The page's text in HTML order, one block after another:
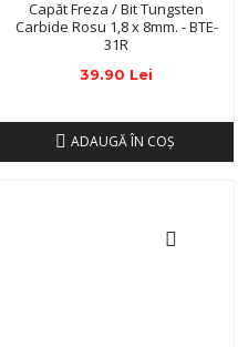
Capăt Freza / Bit Tungsten
Carbide Rosu 1,8 x 8mm. - BTE-
31R
39.90 Lei
ADAUGĂ ÎN COŞ